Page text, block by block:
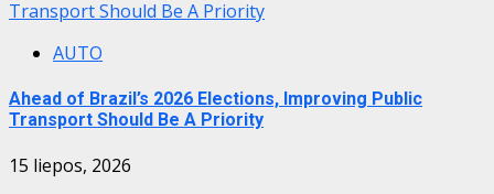
Transport Should Be A Priority
AUTO
Ahead of Brazil’s 2026 Elections, Improving Public
Transport Should Be A Priority
15 liepos, 2026